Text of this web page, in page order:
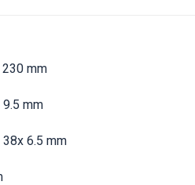
mm
mm
mm